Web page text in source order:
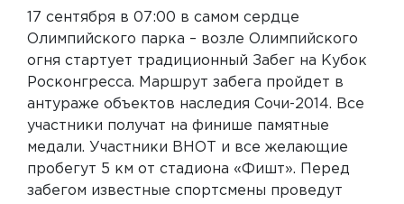
17 сентября в 07:00 в самом сердце
Олимпийского парка – возле Олимпийского
огня стартует традиционный Забег на Кубок
Росконгресса. Маршрут забега пройдет в
антураже объектов наследия Сочи-2014. Все
участники получат на финише памятные
медали. Участники ВНОТ и все желающие
пробегут 5 км от стадиона «Фишт». Перед
забегом известные спортсмены проведут